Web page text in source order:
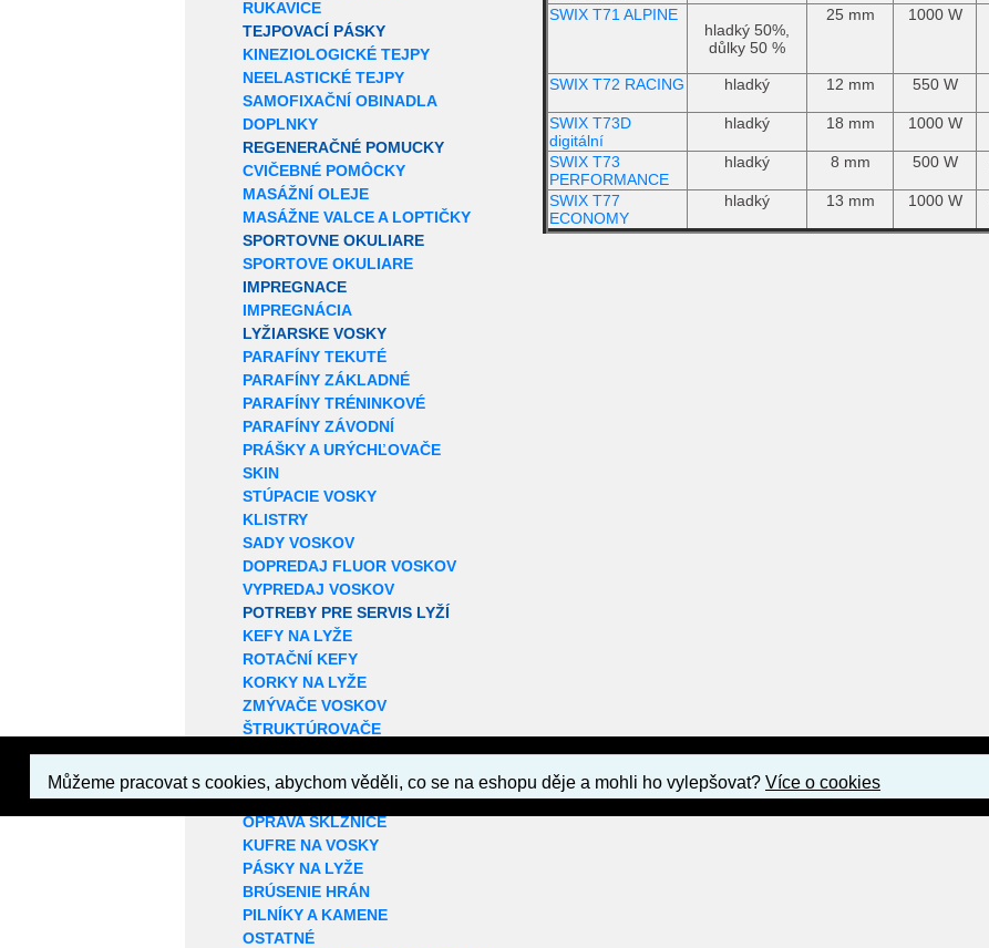
RUKAVICE
TEJPOVACÍ PÁSKY
KINEZIOLOGICKÉ TEJPY
NEELASTICKÉ TEJPY
SAMOFIXAČNÍ OBINADLA
DOPLNKY
REGENERAČNÉ POMUCKY
CVIČEBNÉ POMÔCKY
MASÁŽNÍ OLEJE
MASÁŽNE VALCE A LOPTIČKY
SPORTOVNE OKULIARE
SPORTOVE OKULIARE
IMPREGNACE
IMPREGNÁCIA
LYŽIARSKE VOSKY
PARAFÍNY TEKUTÉ
PARAFÍNY ZÁKLADNÉ
PARAFÍNY TRÉNINKOVÉ
PARAFÍNY ZÁVODNÍ
PRÁŠKY A URÝCHĽOVAČE
SKIN
STÚPACIE VOSKY
KLISTRY
SADY VOSKOV
DOPREDAJ FLUOR VOSKOV
VYPREDAJ VOSKOV
POTREBY PRE SERVIS LYŽÍ
KEFY NA LYŽE
ROTAČNÍ KEFY
KORKY NA LYŽE
ZMÝVAČE VOSKOV
ŠTRUKTÚROVAČE
ŠKRABKY NA VOSK
VOSKOVACIE PROFILY
ŽEHLIČKY NA LYŽE
OPRAVA SKLZNICE
KUFRE NA VOSKY
PÁSKY NA LYŽE
BRÚSENIE HRÁN
PILNÍKY A KAMENE
OSTATNÉ
SWIX T71 ALPINE
hladký 50%,
důlky 50 %
25 mm 1000 W
SWIX T72 RACING hladký 12 mm 550 W
SWIX T73D
digitální
hladký 18 mm 1000 W
SWIX T73
PERFORMANCE
hladký 8 mm 500 W
SWIX T77
ECONOMY
hladký 13 mm 1000 W